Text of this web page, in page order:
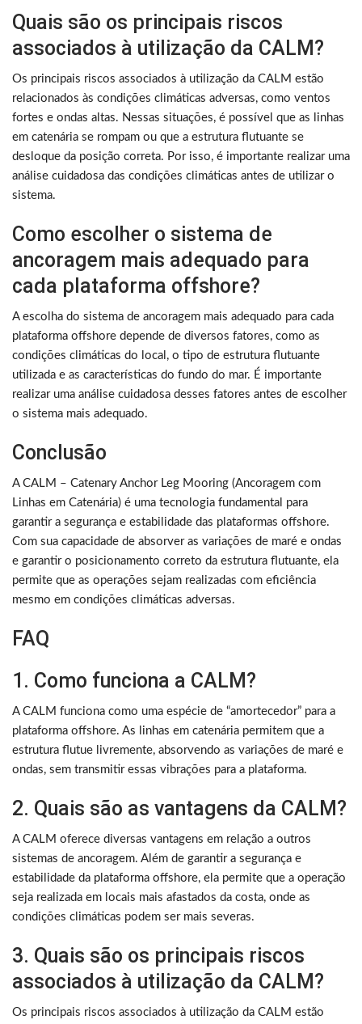
Quais são os principais riscos
associados à utilização da CALM?
Os principais riscos associados à utilização da CALM estão
relacionados às condições climáticas adversas, como ventos
fortes e ondas altas. Nessas situações, é possível que as linhas
em catenária se rompam ou que a estrutura flutuante se
desloque da posição correta. Por isso, é importante realizar uma
análise cuidadosa das condições climáticas antes de utilizar o
sistema.
Como escolher o sistema de
ancoragem mais adequado para
cada plataforma offshore?
A escolha do sistema de ancoragem mais adequado para cada
plataforma offshore depende de diversos fatores, como as
condições climáticas do local, o tipo de estrutura flutuante
utilizada e as características do fundo do mar. É importante
realizar uma análise cuidadosa desses fatores antes de escolher
o sistema mais adequado.
Conclusão
A CALM – Catenary Anchor Leg Mooring (Ancoragem com
Linhas em Catenária) é uma tecnologia fundamental para
garantir a segurança e estabilidade das plataformas offshore.
Com sua capacidade de absorver as variações de maré e ondas
e garantir o posicionamento correto da estrutura flutuante, ela
permite que as operações sejam realizadas com eficiência
mesmo em condições climáticas adversas.
FAQ
1. Como funciona a CALM?
A CALM funciona como uma espécie de “amortecedor” para a
plataforma offshore. As linhas em catenária permitem que a
estrutura flutue livremente, absorvendo as variações de maré e
ondas, sem transmitir essas vibrações para a plataforma.
2. Quais são as vantagens da CALM?
A CALM oferece diversas vantagens em relação a outros
sistemas de ancoragem. Além de garantir a segurança e
estabilidade da plataforma offshore, ela permite que a operação
seja realizada em locais mais afastados da costa, onde as
condições climáticas podem ser mais severas.
3. Quais são os principais riscos
associados à utilização da CALM?
Os principais riscos associados à utilização da CALM estão